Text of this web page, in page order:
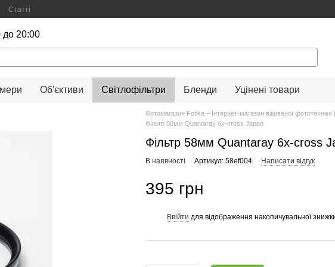
Статті
20:00
Об'єктиви Світлофільтри Бленди Уцінені товари
Фотомагазин Fotika – Інтернет-магазин вживаної
Фільтр 58мм Quantaray 6x-cross Japan
Фільтр 58мм Quantaray 6x-cross
В наявності Артикул: 58ef004 Написати відгук
395 грн
Ввійти для відображення накопичувальної